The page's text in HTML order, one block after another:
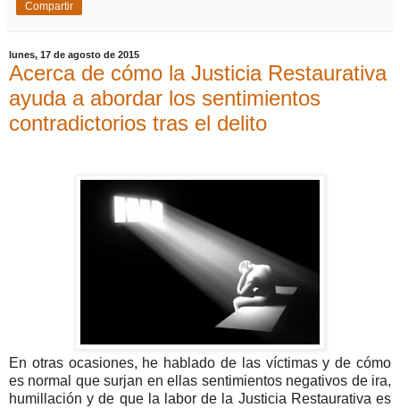
Compartir
lunes, 17 de agosto de 2015
Acerca de cómo la Justicia Restaurativa
ayuda a abordar los sentimientos
contradictorios tras el delito
En otras ocasiones, he hablado de las víctimas y de cómo
es normal que surjan en ellas sentimientos negativos de ira,
humillación y de que la labor de la Justicia Restaurativa es